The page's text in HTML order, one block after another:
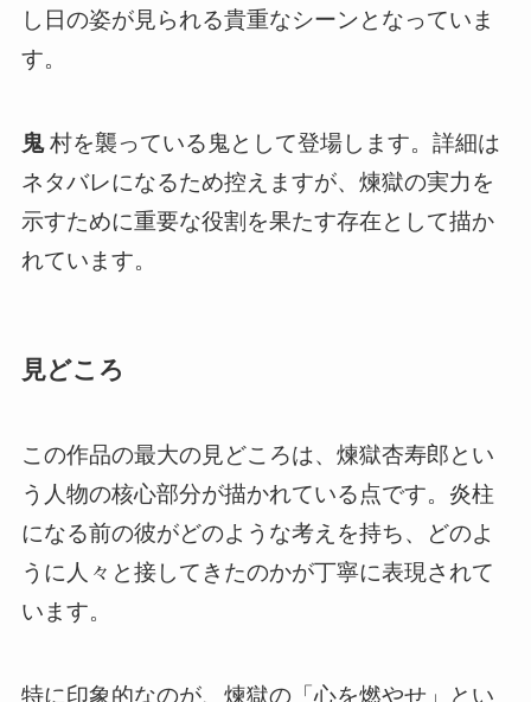
し日の姿が見られる貴重なシーンとなっていま
す。
鬼村を襲っている鬼として登場します。詳細は
ネタバレになるため控えますが、煉獄の実力を
示すために重要な役割を果たす存在として描か
れています。
見どころ
この作品の最大の見どころは、煉獄杏寿郎とい
う人物の核心部分が描かれている点です。炎柱
になる前の彼がどのような考えを持ち、どのよ
うに人々と接してきたのかが丁寧に表現されて
います。
特に印象的なのが、煉獄の「心を燃やせ」とい